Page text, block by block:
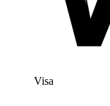
Visa